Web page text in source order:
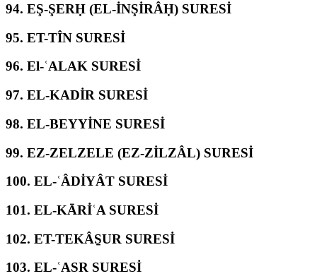
94. EŞ-ŞERḤ (EL-İNŞİRÂḤ) SURESİ
95. ET-TÎN SURESİ
96. El-ʿALAK SURESİ
97. EL-KADİR SURESİ
98. EL-BEYYİNE SURESİ
99. EZ-ZELZELE (EZ-ZİLZÂL) SURESİ
100. EL-ʿÂDİYÂT SURESİ
101. EL-KĀRİʿA SURESİ
102. ET-TEKÂS̱UR SURESİ
103. EL-ʿASR SURESİ